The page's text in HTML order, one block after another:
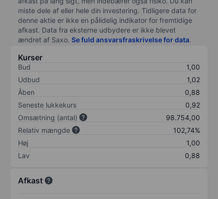
miste dele af eller hele din investering. Tidligere data for
denne aktie er ikke en pålidelig indikator for fremtidige
afkast. Data fra eksterne udbydere er ikke blevet
ændret af Saxo. Se fuld ansvarsfraskrivelse for data.
Kurser
Bud
1,00
Udbud
1,02
Åben
0,88
Seneste lukkekurs
0,92
Omsætning (antal)
98.754,00
Relativ mængde
102,74%
Høj
1,00
Lav
0,88
Afkast